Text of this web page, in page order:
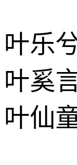
叶乐
叶奚
叶仙